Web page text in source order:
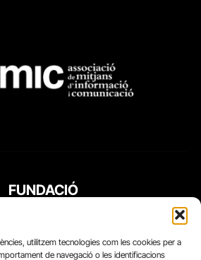
utilitzem tecnologies com les cookies per a
de navegació o les identificacions
FUNDACIÓ